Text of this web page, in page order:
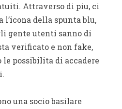
Attraverso di piu, ci
l’icona della spunta blu,
gente utenti sanno di
verificato e non fake,
le possibilita di accadere
una socio basilare